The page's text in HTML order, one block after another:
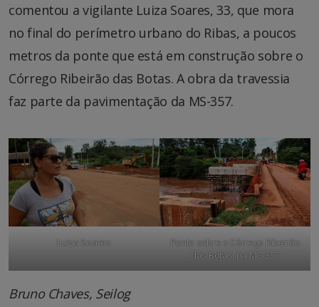
comentou a vigilante Luiza Soares, 33, que mora
no final do perímetro urbano do Ribas, a poucos
metros da ponte que está em construção sobre o
Córrego Ribeirão das Botas. A obra da travessia
faz parte da pavimentação da MS-357.
Luiza Soares
Ponte sobre o Córrego Ribeirão
das Botas, na MS-357
Bruno Chaves, Seilog